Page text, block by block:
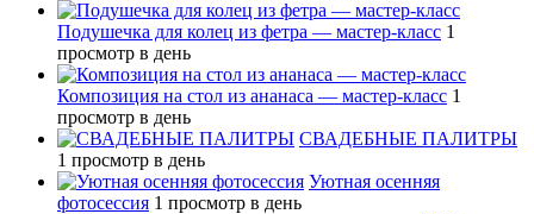
Подушечка для колец из фетра — мастер-класс 1
просмотр в день
Композиция на стол из ананаса — мастер-класс 1
просмотр в день
СВАДЕБНЫЕ ПАЛИТРЫ
1 просмотр в день
Уютная осенняя
фотосессия 1 просмотр в день